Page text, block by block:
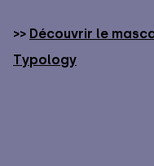
>> Découvrir le
Typology